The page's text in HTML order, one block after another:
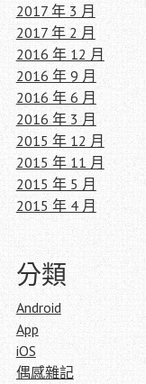
2017 年 3 月
2017 年 2 月
2016 年 12 月
2016 年 9 月
2016 年 6 月
2016 年 3 月
2015 年 12 月
2015 年 11 月
2015 年 5 月
2015 年 4 月
分類
Android
App
iOS
偶感雜記